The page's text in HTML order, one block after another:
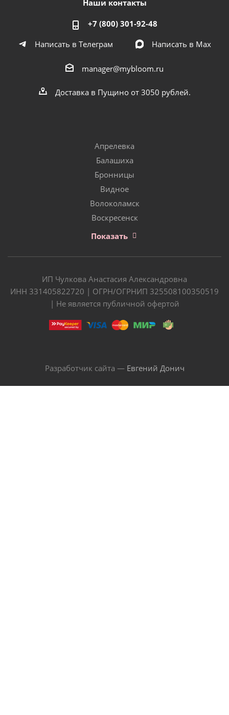
Наши контакты
+7 (800) 301-92-48
Написать в Телеграм
Написать в Мах
manager@mybloom.ru
Доставка в Пущино от 3050 рублей.
Апрелевка
Балашиха
Бронницы
Видное
Волоколамск
Воскресенск
Показать
ИП Чулкова Анастасия Александровна
ИНН 331405822720 | ОГРН/ОГРНИП 325508100350519
| Не является публичной офертой
Разработчик сайта — Евгений Донич